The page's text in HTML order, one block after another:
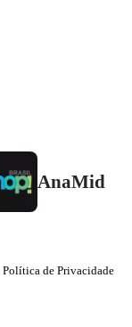
AnaMid
Política de Privacidade